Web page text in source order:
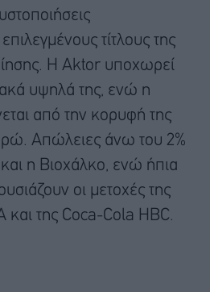
τίτλους της
Η Aktor υποχωρεί
υψηλά της, ενώ η
από την κορυφή της
Απώλειες άνω του 2%
η Βιοχάλκο, ενώ ήπια
οι μετοχές της
της Coca-Cola HBC.